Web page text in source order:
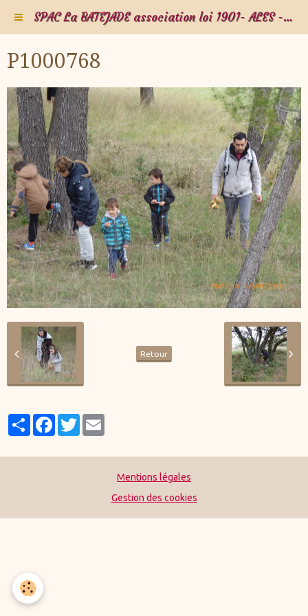
SPAC La BATEJADE association loi 1901- ALES - Gard - Occitanie - FRANCE
P1000768
Retour
PartagerFacebook
Twitter
Mentions légales
Gestion des cookies